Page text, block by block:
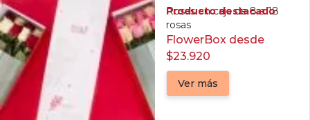
Producto destacado
Rosas en caja de 8 a 18
rosas
FlowerBox desde
$23.920
Ver más